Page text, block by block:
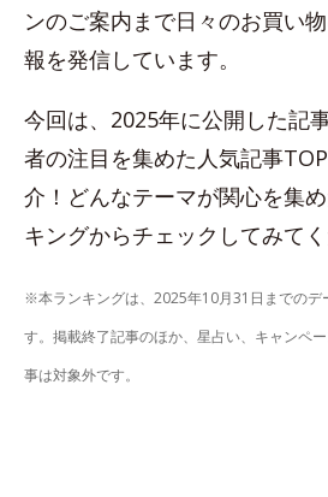
ンのご案内まで日々のお買い
報を発信しています。
今回は、2025年に公開した記
者の注目を集めた人気記事
介！どんなテーマが関心を集
キングからチェックしてみてく
※本ランキングは、2025年10月31日までのデ
す。掲載終了記事のほか、星占い、キャンペ
事は対象外です。